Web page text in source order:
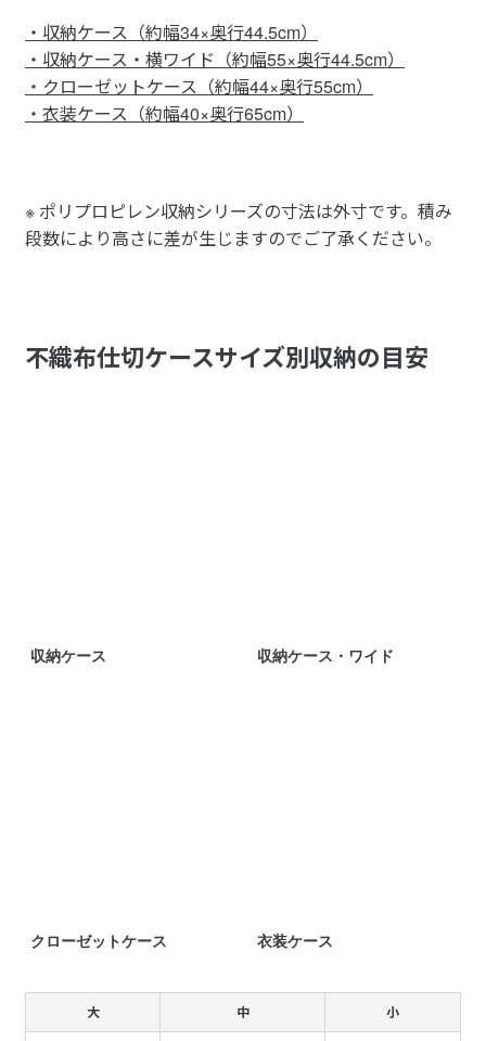
・収納ケース（約幅34×奥行44.5cm）
・収納ケース・横ワイド（約幅55×奥行44.5cm）
・クローゼットケース（約幅44×奥行55cm）
・衣装ケース（約幅40×奥行65cm）
※ ポリプロピレン収納シリーズの寸法は外寸です。積み
段数により高さに差が生じますのでご了承ください。
不織布仕切ケースサイズ別収納の目安
収納ケース 収納ケース・ワイド
クローゼットケース 衣装ケース
大 中 小